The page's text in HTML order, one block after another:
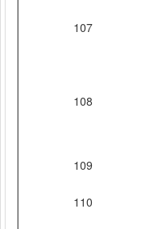
107
108
109
110